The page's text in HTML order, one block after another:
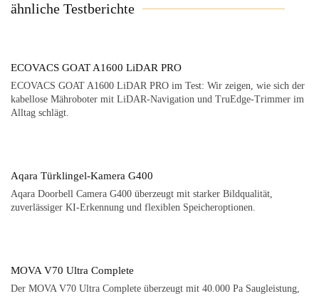
ähnliche Testberichte
ECOVACS GOAT A1600 LiDAR PRO
ECOVACS GOAT A1600 LiDAR PRO im Test: Wir zeigen, wie sich der
kabellose Mähroboter mit LiDAR-Navigation und TruEdge-Trimmer im
Alltag schlägt.
Aqara Türklingel-Kamera G400
Aqara Doorbell Camera G400 überzeugt mit starker Bildqualität,
zuverlässiger KI-Erkennung und flexiblen Speicheroptionen.
MOVA V70 Ultra Complete
Der MOVA V70 Ultra Complete überzeugt mit 40.000 Pa Saugleistung,